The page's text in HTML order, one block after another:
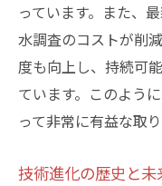
っています。また、
水調査のコストが削
度も向上し、持続可
ています。このよう
って非常に有益な取り
技術進化の歴史と未